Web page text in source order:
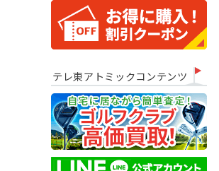
テレ東アトミックコンテンツ